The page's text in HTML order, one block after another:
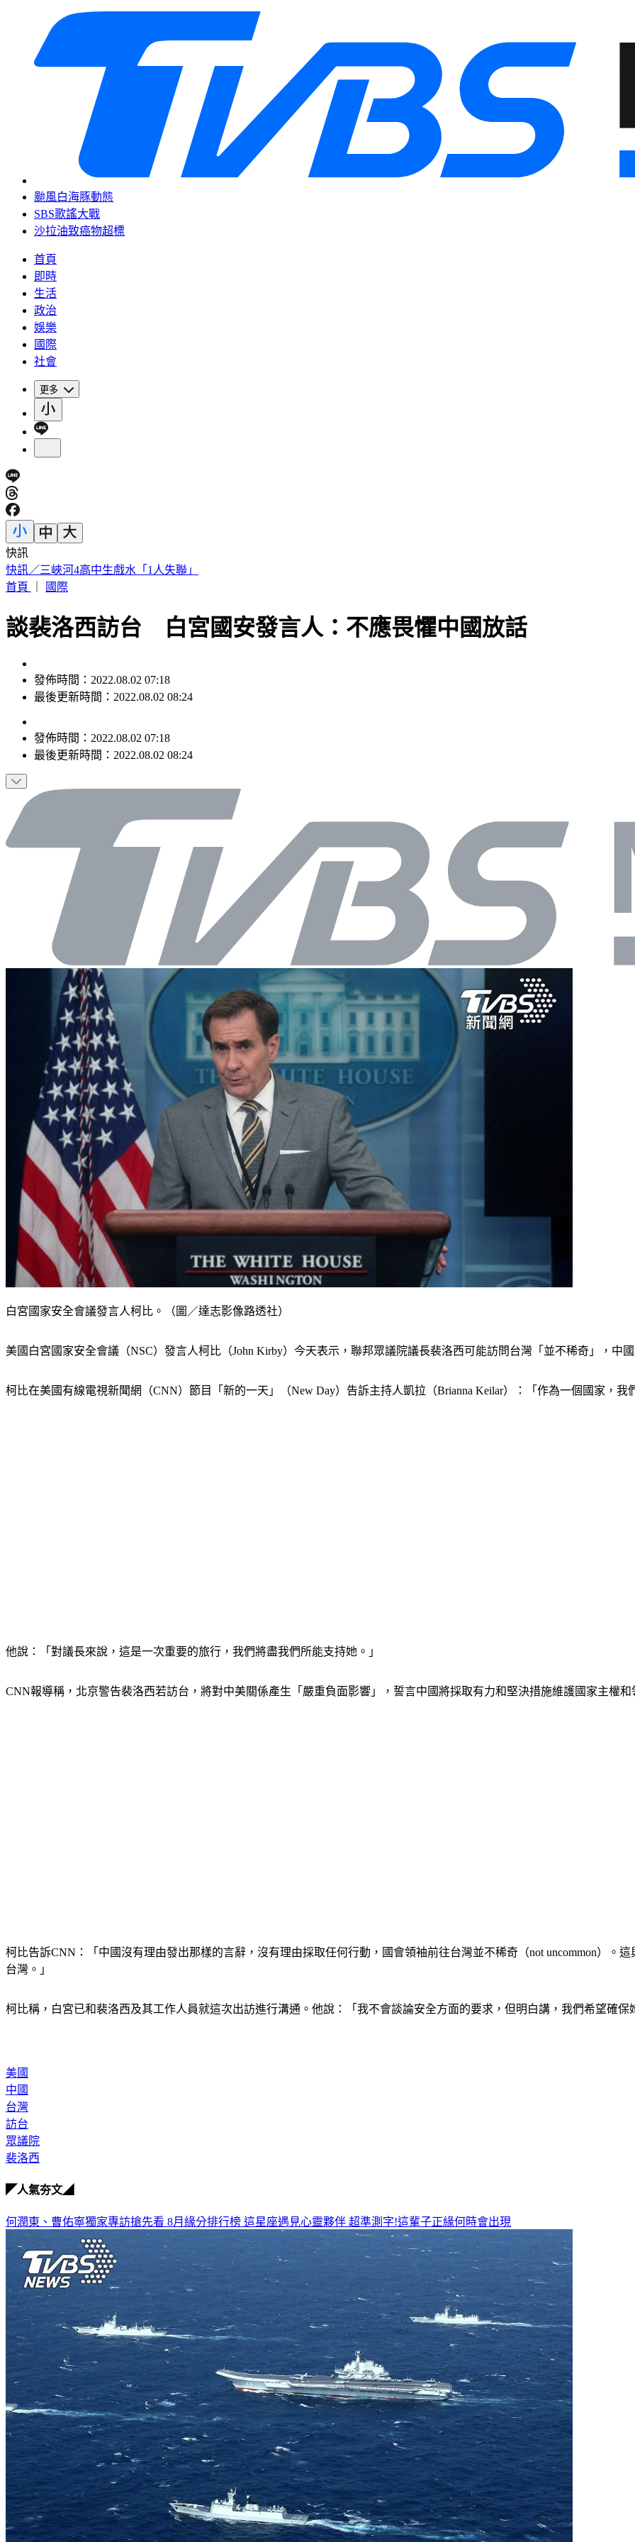
颱風白海豚動態
SBS歌謠大戰
沙拉油致癌物超標
首頁
即時
生活
政治
娛樂
國際
社會
更多
快訊
被選上國民法官該怎麼辦? 司法院廣告
首頁
國際
談裴洛西訪台 白宮國安發言人：不應畏懼中國放話
發佈時間：2022.08.02 07:18
最後更新時間：2022.08.02 08:24
發佈時間： 2022.08.02 07:18
最後更新時間： 2022.08.02 08:24
白宮國家安全會議發言人柯比。（圖／達志影像路透社）
美國白宮國家安全會議（NSC）發言人柯比（John Kirby）今天表示，聯邦眾議院議長裴洛西可能訪問台灣「並不稀奇」，中
柯比在美國有線電視新聞網（CNN）節目「新的一天」（New Day）告訴主持人凱拉（Brianna Keilar）：「作為一個國家，
他說：「對議長來說，這是一次重要的旅行，我們將盡我們所能支持她。」
CNN報導稱，北京警告裴洛西若訪台，將對中美關係產生「嚴重負面影響」，誓言中國將採取有力和堅決措施維護國家主權和
柯比告訴CNN：「中國沒有理由發出那樣的言辭，沒有理由採取任何行動，國會領袖前往台灣並不稀奇（not uncommon）。
台灣。」
柯比稱，白宮已和裴洛西及其工作人員就這次出訪進行溝通。他說：「我不會談論安全方面的要求，但明白講，我們希望確保
美國
中國
台灣
訪台
眾議院
裴洛西
◤人氣夯文◢
何潤東、曹佑寧獨家專訪搶先看 8月緣分排行榜 這星座遇見心靈夥伴 超準測字!這輩子正緣何時會出現